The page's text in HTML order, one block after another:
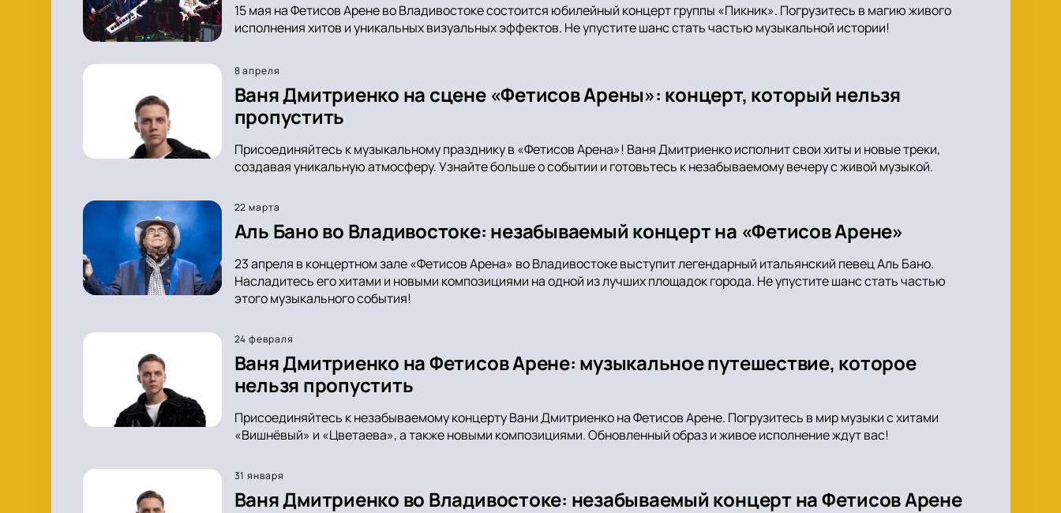
15 мая на Фетисов Арене во Владивостоке состоится юбилейный концерт группы «Пикник». Погрузитесь в магию живого
исполнения хитов и уникальных визуальных эффектов. Не упустите шанс стать частью музыкальной истории!
8 апреля
Ваня Дмитриенко на сцене «Фетисов Арены»: концерт, который нельзя
пропустить
Присоединяйтесь к музыкальному празднику в «Фетисов Арена»! Ваня Дмитриенко исполнит свои хиты и новые треки,
создавая уникальную атмосферу. Узнайте больше о событии и готовьтесь к незабываемому вечеру с живой музыкой.
22 марта
Аль Бано во Владивостоке: незабываемый концерт на «Фетисов Арене»
23 апреля в концертном зале «Фетисов Арена» во Владивостоке выступит легендарный итальянский певец Аль Бано.
Насладитесь его хитами и новыми композициями на одной из лучших площадок города. Не упустите шанс стать частью
этого музыкального события!
24 февраля
Ваня Дмитриенко на Фетисов Арене: музыкальное путешествие, которое
нельзя пропустить
Присоединяйтесь к незабываемому концерту Вани Дмитриенко на Фетисов Арене. Погрузитесь в мир музыки с хитами
«Вишнёвый» и «Цветаева», а также новыми композициями. Обновленный образ и живое исполнение ждут вас!
31 января
Ваня Дмитриенко во Владивостоке: незабываемый концерт на Фетисов Арене